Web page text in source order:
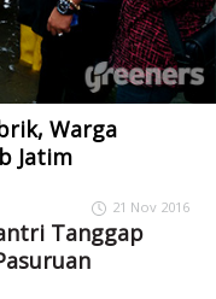
Warga
Jatim
21 Nov 2016
Tanggap